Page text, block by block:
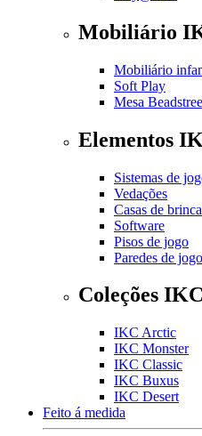
Mobiliário
Mobiliário
Soft Play
Mesa Beadstree
Elementos
Sistemas de
Vedações
Casas de
Software
Pisos de jogo
Paredes de jogo
Coleções IKC
IKC Arctic
IKC Monster
IKC Classic
IKC Buxus
IKC Desert
Feito á medida